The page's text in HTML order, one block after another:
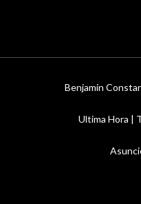
Benjamin
Ultima Hora |